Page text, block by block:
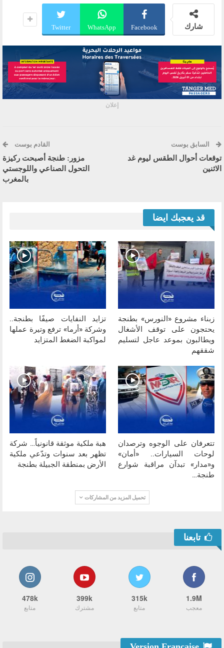
شارك Facebook
WhatsApp
Twitter
إعلان
السابق بوست
توقعات أحوال الطقس ليوم غد
الاثنين
القادم بوست
مزور: طنجة أصبحت ركيزة
التحول الصناعي واللوجستي
بالمغرب
قد يعجبك ايضا
زبناء مشروع «النورس» بطنجة
يحتجون على توقف الأشغال
ويطالبون بموعد عاجل لتسليم
شققهم
تزايد النفايات صيفًا بطنجة..
وشركة «أرما» ترفع وتيرة عملها
لمواكبة الضغط المتزايد
تتعرفان على الوجوه وترصدان
لوحات السيارات.. «أمان»
و«مدار» تبدآن مراقبة شوارع
طنجة…
هبة ملكية موثقة قانونياً… شركة
تظهر بعد سنوات وتدّعي ملكية
الأرض بمنطقة الجبيلة بطنجة
تحميل المزيد من المشاركات
تابعنا
1.9M
معجب
315k
متابع
399k
مشترك
478k
متابع